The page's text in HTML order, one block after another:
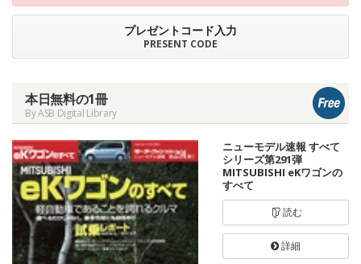
プレゼントコード入力
PRESENT CODE
本日無料の1冊
By ASB Digital Library
ニューモデル速報 すべて
シリーズ第291弾
MITSUBISHI eKワゴンの
すべて
読む
詳細